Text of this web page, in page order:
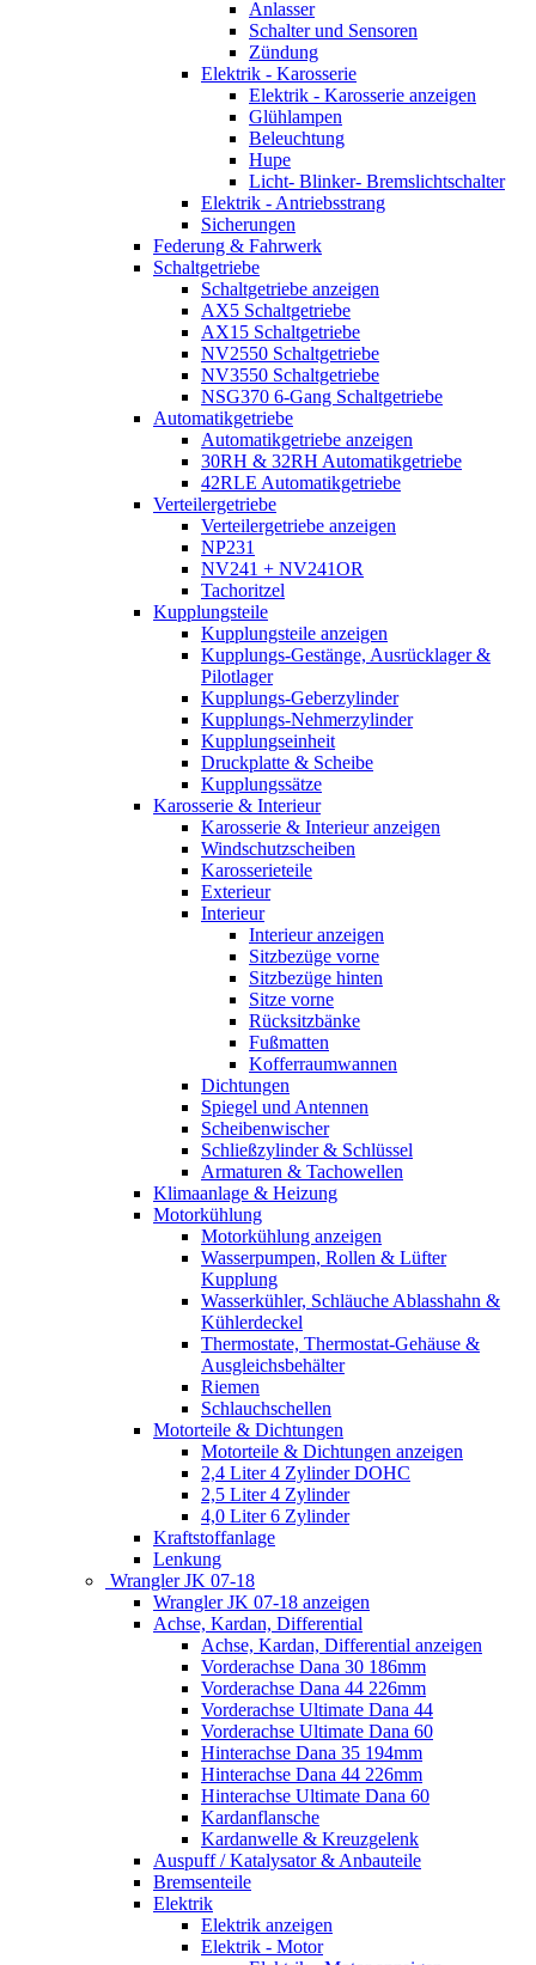
Anlasser
Schalter und Sensoren
Zündung
Elektrik - Karosserie
Elektrik - Karosserie anzeigen
Glühlampen
Beleuchtung
Hupe
Licht- Blinker- Bremslichtschalter
Elektrik - Antriebsstrang
Sicherungen
Federung & Fahrwerk
Schaltgetriebe
Schaltgetriebe anzeigen
AX5 Schaltgetriebe
AX15 Schaltgetriebe
NV2550 Schaltgetriebe
NV3550 Schaltgetriebe
NSG370 6-Gang Schaltgetriebe
Automatikgetriebe
Automatikgetriebe anzeigen
30RH & 32RH Automatikgetriebe
42RLE Automatikgetriebe
Verteilergetriebe
Verteilergetriebe anzeigen
NP231
NV241 + NV241OR
Tachoritzel
Kupplungsteile
Kupplungsteile anzeigen
Kupplungs-Gestänge, Ausrücklager &
Pilotlager
Kupplungs-Geberzylinder
Kupplungs-Nehmerzylinder
Kupplungseinheit
Druckplatte & Scheibe
Kupplungssätze
Karosserie & Interieur
Karosserie & Interieur anzeigen
Windschutzscheiben
Karosserieteile
Exterieur
Interieur
Interieur anzeigen
Sitzbezüge vorne
Sitzbezüge hinten
Sitze vorne
Rücksitzbänke
Fußmatten
Kofferraumwannen
Dichtungen
Spiegel und Antennen
Scheibenwischer
Schließzylinder & Schlüssel
Armaturen & Tachowellen
Klimaanlage & Heizung
Motorkühlung
Motorkühlung anzeigen
Wasserpumpen, Rollen & Lüfter
Kupplung
Wasserkühler, Schläuche Ablasshahn &
Kühlerdeckel
Thermostate, Thermostat-Gehäuse &
Ausgleichsbehälter
Riemen
Schlauchschellen
Motorteile & Dichtungen
Motorteile & Dichtungen anzeigen
2,4 Liter 4 Zylinder DOHC
2,5 Liter 4 Zylinder
4,0 Liter 6 Zylinder
Kraftstoffanlage
Lenkung
Wrangler JK 07-18
Wrangler JK 07-18 anzeigen
Achse, Kardan, Differential
Achse, Kardan, Differential anzeigen
Vorderachse Dana 30 186mm
Vorderachse Dana 44 226mm
Vorderachse Ultimate Dana 44
Vorderachse Ultimate Dana 60
Hinterachse Dana 35 194mm
Hinterachse Dana 44 226mm
Hinterachse Ultimate Dana 60
Kardanflansche
Kardanwelle & Kreuzgelenk
Auspuff / Katalysator & Anbauteile
Bremsenteile
Elektrik
Elektrik anzeigen
Elektrik - Motor